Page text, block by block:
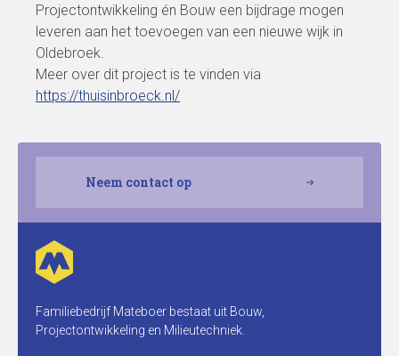
Projectontwikkeling én Bouw een bijdrage mogen
leveren aan het toevoegen van een nieuwe wijk in
Oldebroek.
Meer over dit project is te vinden via
https://thuisinbroeck.nl/
Neem contact op
Familiebedrijf Mateboer bestaat uit Bouw,
Projectontwikkeling en Milieutechniek.